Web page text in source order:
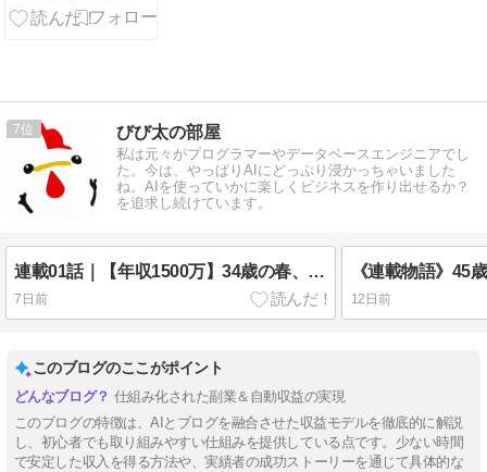
7 びび太の部屋
私は元々がプログラマーやデータベースエンジニアでし
た。今は、やっぱりAIにどっぷり浸かっちゃいました
ね。AIを使っていかに楽しくビジネスを作り出せるか？
を追求し続けています。
連載01話｜【年収1500万】34歳の春、外資系企業で人生最大の挫折！私は全てを失った。
7日前 12日前
このブログのここがポイント
仕組み化された副業＆自動収益の実現
このブログの特徴は、AIとブログを融合させた収益モデルを徹底的に解説
し、初心者でも取り組みやすい仕組みを提供している点です。少ない時間
で安定した収入を得る方法や、実績者の成功ストーリーを通じて具体的な